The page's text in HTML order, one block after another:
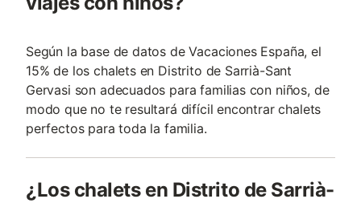
Según la base de datos de Vacaciones España, el
15% de los chalets en Distrito de Sarrià-Sant
Gervasi son adecuados para familias con niños, de
modo que no te resultará difícil encontrar chalets
perfectos para toda la familia.
¿Los chalets en Distrito de Sarrià-